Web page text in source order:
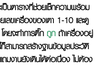
ป็นตารางที่ช่วยเช็กความพร้อม
ลขเครื่องของเตา 1-10 และดู
ยจะทำการติ๊กถูกถ้าเครื่องอยู่
ามารถสร้างฐานข้อมูลประวัติ
มงานยังเดินได้ต่อเนื่อง ไม่ต้อง